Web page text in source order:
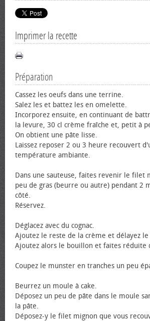
Imprimer la recette
Préparation
Cassez les œufs dans une terrine.
Salez les et battez les en omelette.
Incorporez ensuite, en continuant de
la levure, 30 cl crème fraîche et, petit à
On obtient une pâte lisse.
Laissez reposer 2 ou 3 heure recouvert
température ambiante.
Dans une sauteuse, faites revenir le filet
peu de gras (beurre ou autre) pendant 2
côté.
Réservez.
Déglacez avec du cognac.
Ajoutez le reste de la crème et délayez
Ajoutez alors le bouillon et faites réduite
Coupez le munster en tranches un peu
Beurrez un moule à cake.
Déposez un peu de pâte dans le moule
la pâte.
Déposez-y le filet mignon que vous